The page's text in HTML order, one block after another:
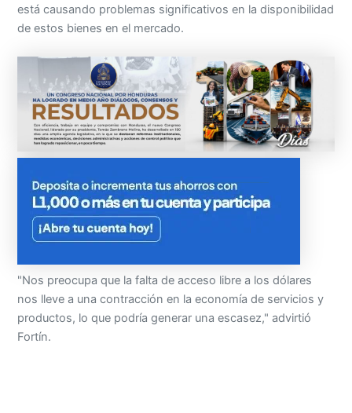
está causando problemas significativos en la disponibilidad
de estos bienes en el mercado.
"Nos preocupa que la falta de acceso libre a los dólares
nos lleve a una contracción en la economía de servicios y
productos, lo que podría generar una escasez," advirtió
Fortín.